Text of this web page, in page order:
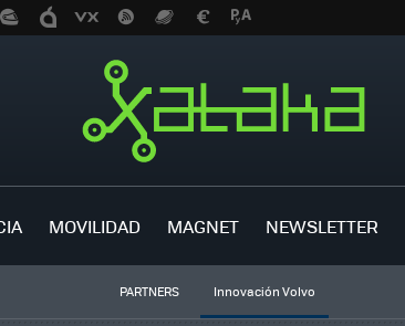
MOVILIDAD MAGNET NEWSLETTER
PARTNERS Innovación Volvo